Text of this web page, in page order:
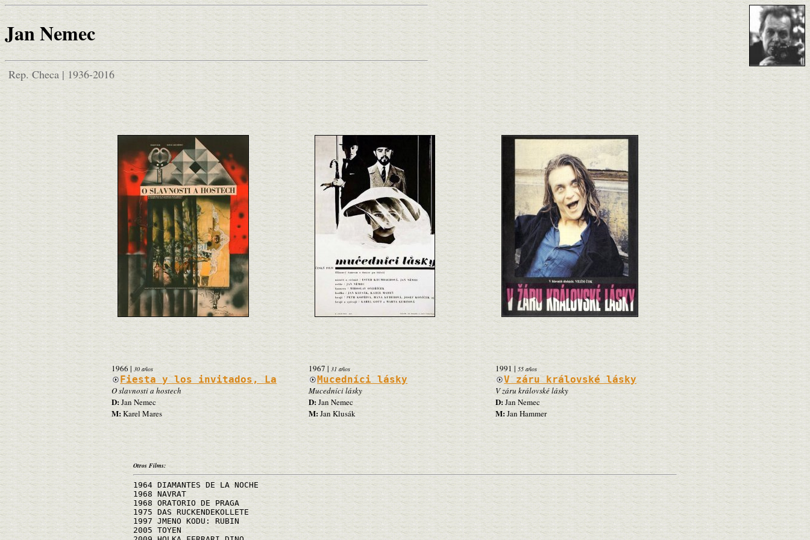
Jan Nemec
Rep. Checa | 1936-2016
1966 | 30 años
Fiesta y los invitados, La
O slavnosti a hostech
D:Jan Nemec
M:Karel Mares
1967| 31 años
Mucedníci lásky
Mucedníci lásky
D:Jan Nemec
M: Jan Klusák
1991| 55 años
V záru královské lásky
V záru královské lásky
D:Jan Nemec
M: Jan Hammer
Otros Films:
1964 DIAMANTES DE LA NOCHE
1968 NAVRAT
1968 ORATORIO DE PRAGA
1975 DAS RUCKENDEKOLLETE
1997 JMENO KODU: RUBIN
2005 TOYEN